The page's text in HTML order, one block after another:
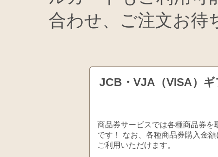
合わせ、ご注文お
JCB・VJA（VISA）
商品券サービスでは各種商品券
です！ なお、各種商品券購入金
ご利用いただけます。